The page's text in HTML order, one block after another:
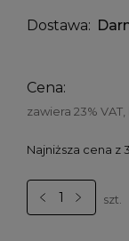
Dostawa:
Cena:
zawiera 23%
Najniższa cena z
szt.